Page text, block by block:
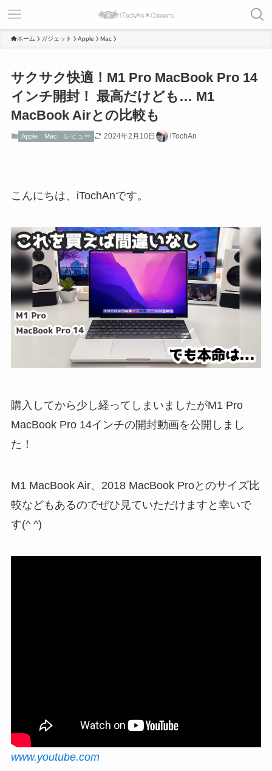
ホーム ガジェット Apple Mac
サクサク快適！M1 Pro MacBook Pro 14
インチ開封！ 最高だけども… M1
MacBook Airとの比較も
Apple Mac レビュー 2024年2月10日 iTochAn
こんにちは、iTochAnです。
購入してから少し経ってしまいましたがM1 Pro
MacBook Pro 14インチの開封動画を公開しまし
た！
M1 MacBook Air、2018 MacBook Proとのサイズ比
較などもあるのでぜひ見ていただけますと幸いで
す(^ ^)
www.youtube.com